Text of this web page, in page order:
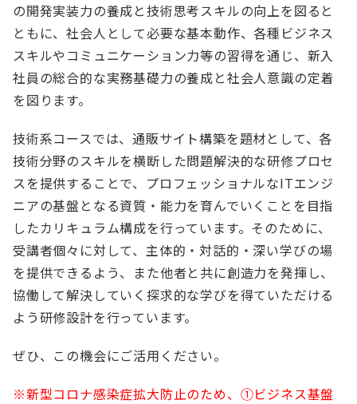
の開発実装力の養成と技術思考スキルの向上を図ると
ともに、社会人として必要な基本動作、各種ビジネス
スキルやコミュニケーション力等の習得を通じ、新入
社員の総合的な実務基礎力の養成と社会人意識の定着
を図ります。
技術系コースでは、通販サイト構築を題材として、各
技術分野のスキルを横断した問題解決的な研修プロセ
スを提供することで、プロフェッショナルなITエンジ
ニアの基盤となる資質・能力を育んでいくことを目指
したカリキュラム構成を行っています。そのために、
受講者個々に対して、主体的・対話的・深い学びの場
を提供できるよう、また他者と共に創造力を発揮し、
協働して解決していく探求的な学びを得ていただける
よう研修設計を行っています。
ぜひ、この機会にご活用ください。
※新型コロナ感染症拡大防止のため、①ビジネス基盤